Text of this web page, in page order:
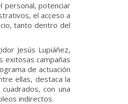
personal, potenciar
el acceso a
tanto dentro del
Jesús Lupiáñez,
exitosas campañas
de actuación
ellas, destaca la
con una
indirectos.